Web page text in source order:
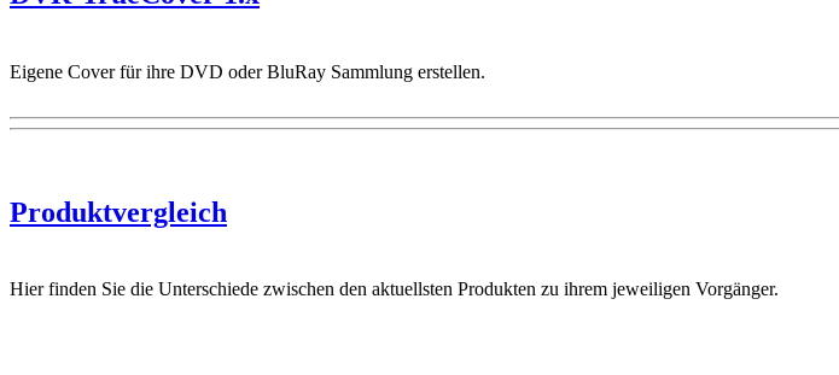
Eigene Cover für ihre DVD oder BluRay Sammlung erstellen.
Produktvergleich
Hier finden Sie die Unterschiede zwischen den aktuellsten Produkten zu ihrem jeweiligen Vorgänger.